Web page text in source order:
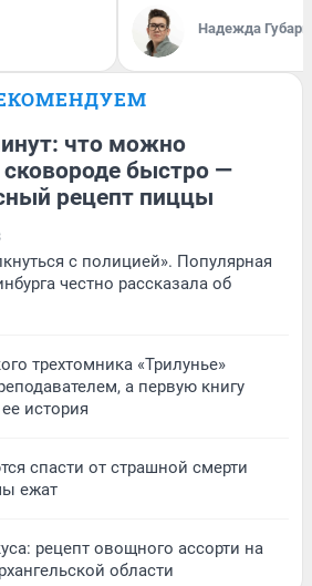
Надежда Губарь
что можно
сковороде быстро —
рецепт пиццы
с полицией». Популярная
честно рассказала об
трехтомника «Трилунье»
а первую книгу
история
спасти от страшной смерти
ежат
рецепт овощного ассорти на
области